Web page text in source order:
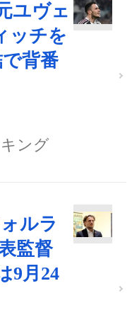
ユヴェ
ッチを
背番
ング
ルラ
監督
9月24